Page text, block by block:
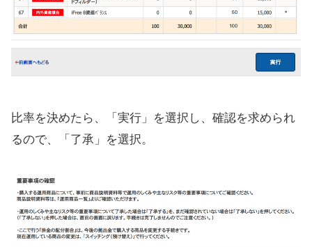
比率を決めたら、「実行」を選択し、確認を求められ
るので、「了承」を選択。